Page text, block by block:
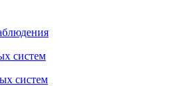
систем
систем